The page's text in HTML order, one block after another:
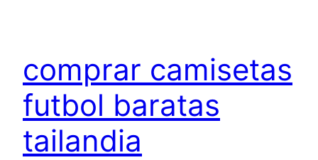
comprar camisetas
futbol baratas
tailandia